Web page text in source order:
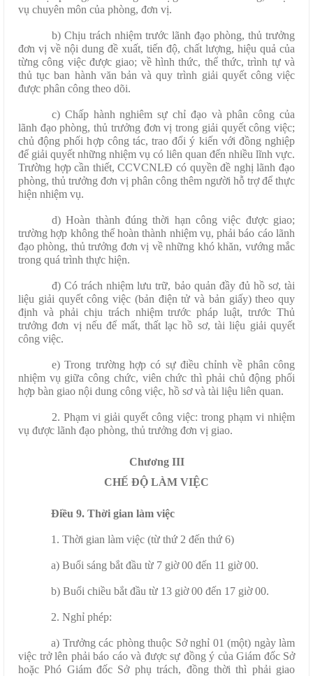
vụ chuyên môn của phòng, đơn vị.
b) Chịu trách nhiệm trước lãnh đạo phòng, thủ trưởng
đơn vị về nội dung đề xuất, tiến độ, chất lượng, hiệu quả của
từng công việc được giao; về hình thức, thể thức, trình tự và
thủ tục ban hành văn bản và quy trình giải quyết công việc
được phân công theo dõi.
c) Chấp hành nghiêm sự chỉ đạo và phân công của
lãnh đạo phòng, thủ trưởng đơn vị trong giải quyết công việc;
chủ động phối hợp công tác, trao đổi ý kiến với đồng nghiệp
để giải quyết những nhiệm vụ có liên quan đến nhiều lĩnh vực.
Trường hợp cần thiết, CCVCNLĐ có quyền đề nghị lãnh đạo
phòng, thủ trưởng đơn vị phân công thêm người hỗ trợ để thực
hiện nhiệm vụ.
d) Hoàn thành đúng thời hạn công việc được giao;
trường hợp không thể hoàn thành nhiệm vụ, phải báo cáo lãnh
đạo phòng, thủ trưởng đơn vị về những khó khăn, vướng mắc
trong quá trình thực hiện.
đ) Có trách nhiệm lưu trữ, bảo quản đầy đủ hồ sơ, tài
liệu giải quyết công việc (bản điện tử và bản giấy) theo quy
định và phải chịu trách nhiệm trước pháp luật, trước Thủ
trưởng đơn vị nếu để mất, thất lạc hồ sơ, tài liệu giải quyết
công việc.
e) Trong trường hợp có sự điều chỉnh về phân công
nhiệm vụ giữa công chức, viên chức thì phải chủ động phối
hợp bàn giao nội dung công việc, hồ sơ và tài liệu liên quan.
2. Phạm vi giải quyết công việc: trong phạm vi nhiệm
vụ được lãnh đạo phòng, thủ trưởng đơn vị giao.
Chương III
CHẾ ĐỘ LÀM VIỆC
Điều 9. Thời gian làm việc
1. Thời gian làm việc (từ thứ 2 đến thứ 6)
a) Buổi sáng bắt đầu từ 7 giờ 00 đến 11 giờ 00.
b) Buổi chiều bắt đầu từ 13 giờ 00 đến 17 giờ 00.
2. Nghỉ phép:
a) Trưởng các phòng thuộc Sở nghỉ 01 (một) ngày làm
việc trở lên phải báo cáo và được sự đồng ý của Giám đốc Sở
hoặc Phó Giám đốc Sở phụ trách, đồng thời thì phải giao